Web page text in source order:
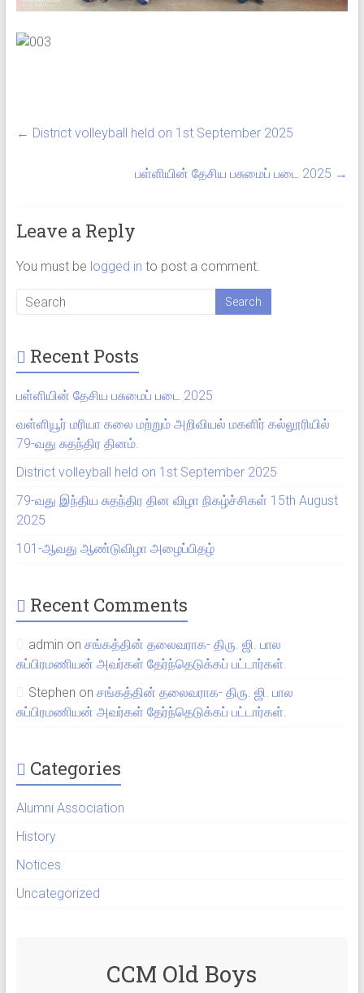
← District volleyball held on 1st September 2025
பள்ளியின் தேசிய பசுமைப் படை 2025 →
Leave a Reply
You must be logged in to post a comment.
Recent Posts
பள்ளியின் தேசிய பசுமைப் படை 2025
வள்ளியூர் மரியா கலை மற்றும் அறிவியல் மகளிர் கல்லூரியில்
79-வது சுதந்திர தினம்.
District volleyball held on 1st September 2025
79-வது இந்திய சுதந்திர தின விழா நிகழ்ச்சிகள் 15th August
2025
101-ஆவது ஆண்டுவிழா அழைப்பிதழ்
Recent Comments
admin on சங்கத்தின் தலைவராக- திரு. ஜி. பால
சுப்பிரமணியன் அவர்கள் தேர்ந்தெடுக்கப் பட்டார்கள்.
Stephen on சங்கத்தின் தலைவராக- திரு. ஜி. பால
சுப்பிரமணியன் அவர்கள் தேர்ந்தெடுக்கப் பட்டார்கள்.
Categories
Alumni Association
History
Notices
Uncategorized
CCM Old Boys